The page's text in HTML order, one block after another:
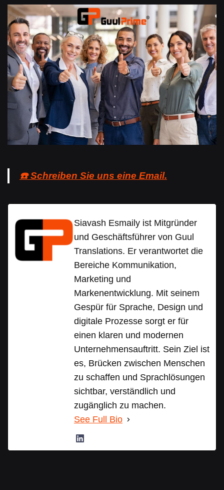
☎️ Schreiben Sie uns eine Email.
Siavash Esmaily ist Mitgründer
und Geschäftsführer von Guul
Translations. Er verantwortet die
Bereiche Kommunikation,
Marketing und
Markenentwicklung. Mit seinem
Gespür für Sprache, Design und
digitale Prozesse sorgt er für
einen klaren und modernen
Unternehmensauftritt. Sein Ziel ist
es, Brücken zwischen Menschen
zu schaffen und Sprachlösungen
sichtbar, verständlich und
zugänglich zu machen.
See Full Bio